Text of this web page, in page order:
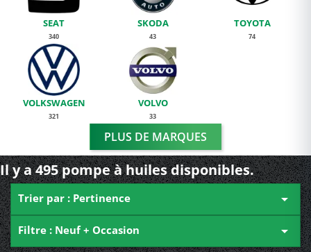
SEAT
340
SKODA
43
TOYOTA
74
VOLKSWAGEN
321
VOLVO
33
PLUS DE MARQUES
Il y a 495 pompe à huiles disponibles.
Trier par : Pertinence 
Filtre : Neuf + Occasion 